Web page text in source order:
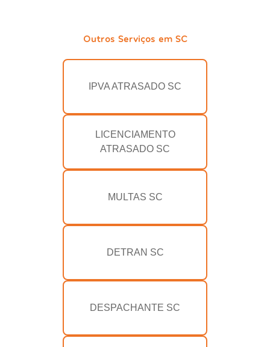
Outros Serviços em SC
IPVA ATRASADO SC
LICENCIAMENTO
ATRASADO SC
MULTAS SC
DETRAN SC
DESPACHANTE SC